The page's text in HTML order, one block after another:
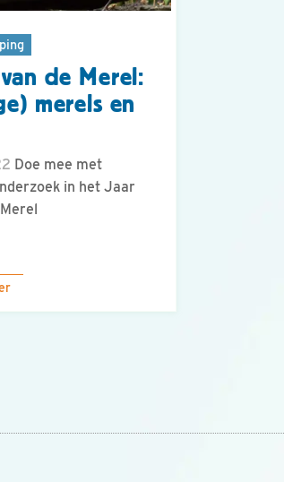
de Merel:
merels en
Doe mee met
in het Jaar